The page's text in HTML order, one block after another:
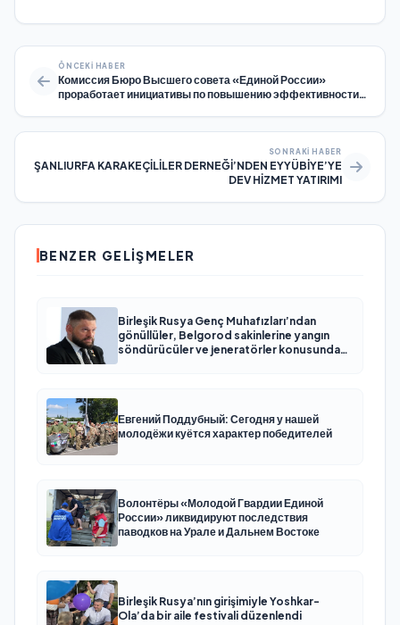
ÖNCEKI HABER
Комиссия Бюро Высшего совета «Единой России»
проработает инициативы по повышению эффективности
SONRAKI HABER
ŞANLIURFA KARAKEÇİLİLER DERNEĞİ’NDEN EYYÜBİYE’YE
DEV HİZMET YATIRIMI
BENZER GELIŞMELER
Birleşik Rusya Genç Muhafızları’ndan
gönüllüler, Belgorod sakinlerine yangın
söndürücüler ve jeneratörler konusunda
Евгений Поддубный: Сегодня у нашей
молодёжи куётся характер победителей
Волонтёры «Молодой Гвардии Единой
России» ликвидируют последствия
паводков на Урале и Дальнем Востоке
Birleşik Rusya’nın girişimiyle Yoshkar-
Ola’da bir aile festivali düzenlendi